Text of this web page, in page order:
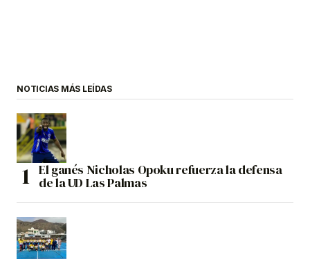
NOTICIAS MÁS LEÍDAS
El ganés Nicholas Opoku refuerza la defensa
de la UD Las Palmas